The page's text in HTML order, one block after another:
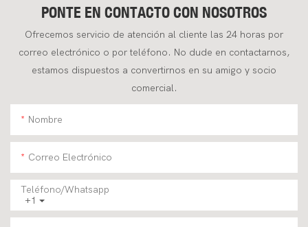
PONTE EN CONTACTO CON NOSOTROS
Ofrecemos servicio de atención al cliente las 24 horas por
correo electrónico o por teléfono. No dude en contactarnos,
estamos dispuestos a convertirnos en su amigo y socio
comercial.
Nombre
Correo Electrónico
+1
Teléfono/whatsapp